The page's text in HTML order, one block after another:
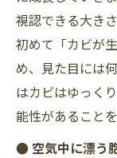
視認できる大き
初めて「カビが
め、見た目には
はカビはゆっく
能性があること
● 空気中に漂う